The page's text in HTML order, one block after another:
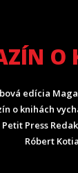
O
edícia
o knihách
Press
Róbert